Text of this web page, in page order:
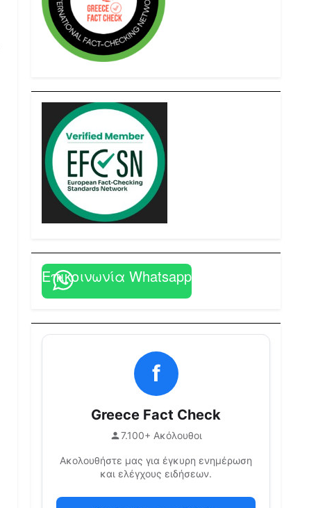
Επικοινωνία Whatsapp
f
Greece Fact Check
7.100+ Ακόλουθοι
Ακολουθήστε μας για έγκυρη ενημέρωση
και ελέγχους ειδήσεων.